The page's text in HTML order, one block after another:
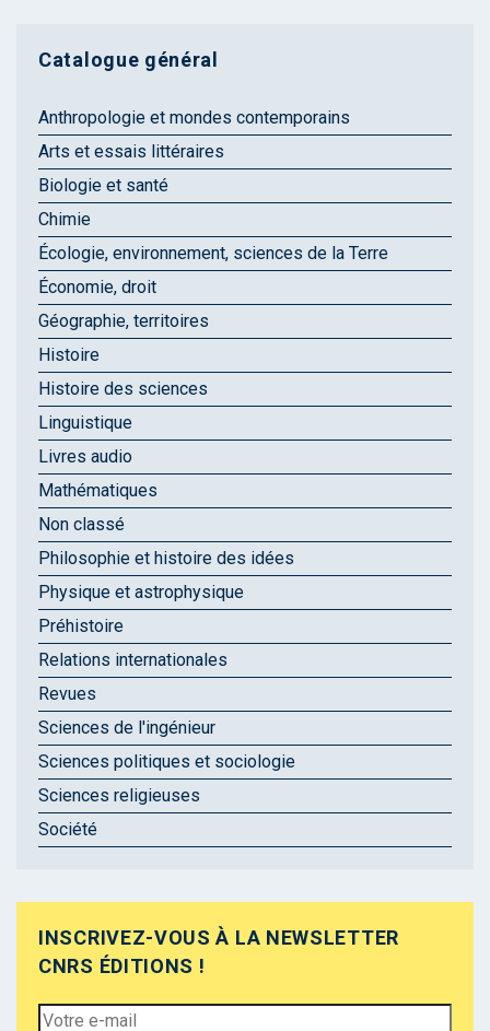
Catalogue général
Anthropologie et mondes contemporains
Arts et essais littéraires
Biologie et santé
Chimie
Écologie, environnement, sciences de la Terre
Économie, droit
Géographie, territoires
Histoire
Histoire des sciences
Linguistique
Livres audio
Mathématiques
Non classé
Philosophie et histoire des idées
Physique et astrophysique
Préhistoire
Relations internationales
Revues
Sciences de l'ingénieur
Sciences politiques et sociologie
Sciences religieuses
Société
INSCRIVEZ-VOUS À LA NEWSLETTER
CNRS ÉDITIONS !